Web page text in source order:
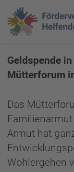
Geldspende
Mütterforum
Das
Armut hat
Wohlergehen